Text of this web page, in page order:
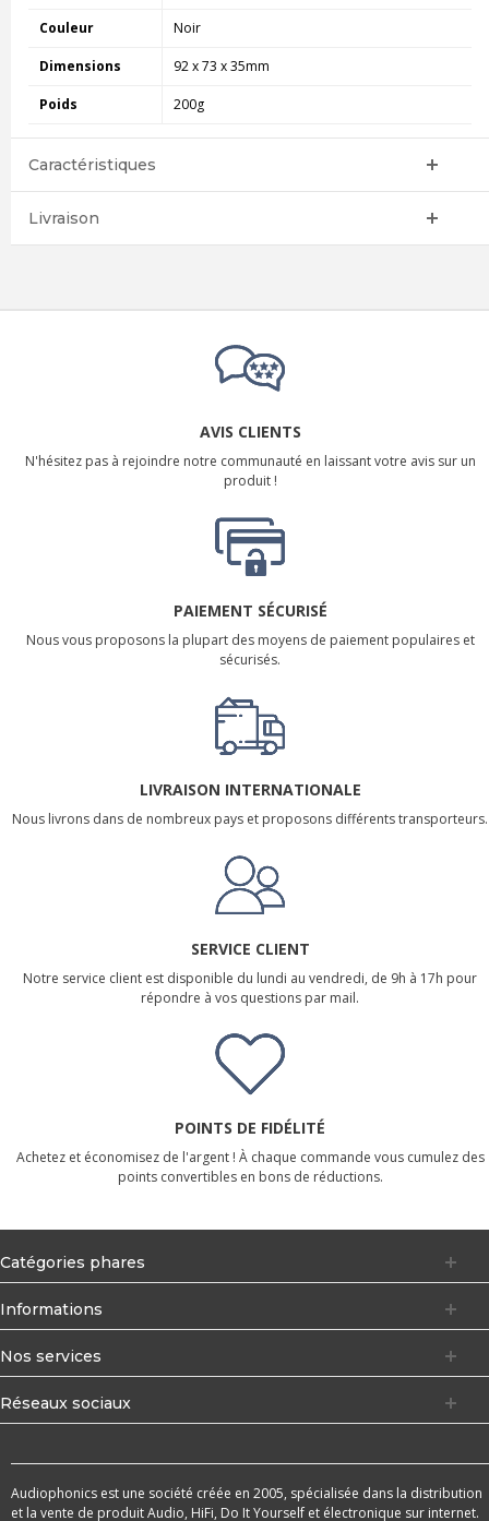
Couleur Noir
Dimensions 92 x 73 x 35mm
Poids 200g
Caractéristiques
Livraison
AVIS CLIENTS
N'hésitez pas à rejoindre notre communauté en laissant votre avis sur un
produit !
PAIEMENT SÉCURISÉ
Nous vous proposons la plupart des moyens de paiement populaires et
sécurisés.
LIVRAISON INTERNATIONALE
Nous livrons dans de nombreux pays et proposons différents transporteurs.
SERVICE CLIENT
Notre service client est disponible du lundi au vendredi, de 9h à 17h pour
répondre à vos questions par mail.
POINTS DE FIDÉLITÉ
Achetez et économisez de l'argent ! À chaque commande vous cumulez des
points convertibles en bons de réductions.
Catégories phares
Informations
Nos services
Réseaux sociaux
Audiophonics est une société créée en 2005, spécialisée dans la distribution
et la vente de produit Audio, HiFi, Do It Yourself et électronique sur internet.